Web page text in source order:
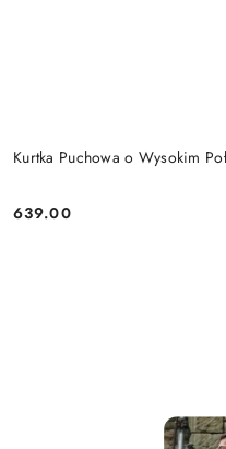
Kurtka Puchowa o Wysokim
Cena:
639.00